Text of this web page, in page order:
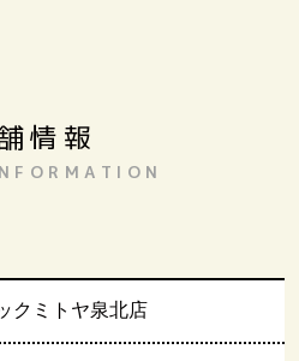
情報
クミトヤ泉北店